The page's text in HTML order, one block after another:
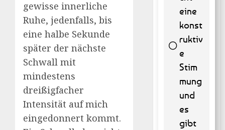
gewisse innerliche
Ruhe, jedenfalls, bis
eine halbe Sekunde
später der nächste
Schwall mit
mindestens
dreißigfacher
Intensität auf mich
eingedonnert kommt.
eine
konst
ruktiv
e
Stim
mung
und
es
gibt
55 ( 11.13